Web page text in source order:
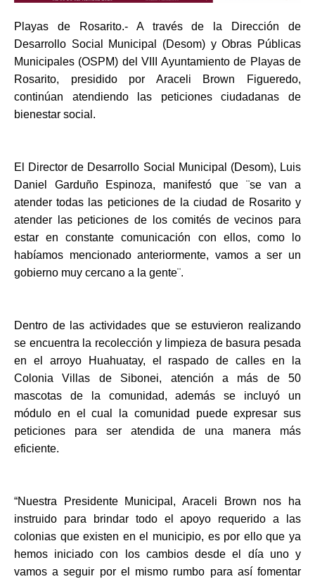
Playas de Rosarito.- A través de la Dirección de
Desarrollo Social Municipal (Desom) y Obras Públicas
Municipales (OSPM) del VIII Ayuntamiento de Playas de
Rosarito, presidido por Araceli Brown Figueredo,
continúan atendiendo las peticiones ciudadanas de
bienestar social.
El Director de Desarrollo Social Municipal (Desom), Luis
Daniel Garduño Espinoza, manifestó que ¨se van a
atender todas las peticiones de la ciudad de Rosarito y
atender las peticiones de los comités de vecinos para
estar en constante comunicación con ellos, como lo
habíamos mencionado anteriormente, vamos a ser un
gobierno muy cercano a la gente¨.
Dentro de las actividades que se estuvieron realizando
se encuentra la recolección y limpieza de basura pesada
en el arroyo Huahuatay, el raspado de calles en la
Colonia Villas de Sibonei, atención a más de 50
mascotas de la comunidad, además se incluyó un
módulo en el cual la comunidad puede expresar sus
peticiones para ser atendida de una manera más
eficiente.
“Nuestra Presidente Municipal, Araceli Brown nos ha
instruido para brindar todo el apoyo requerido a las
colonias que existen en el municipio, es por ello que ya
hemos iniciado con los cambios desde el día uno y
vamos a seguir por el mismo rumbo para así fomentar